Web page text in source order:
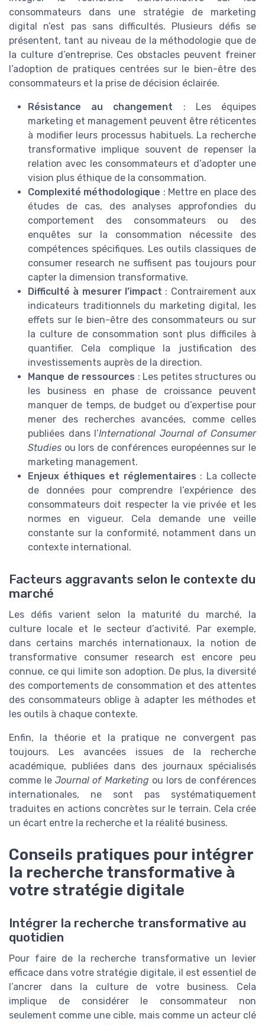
consommateurs dans une stratégie de marketing
digital n’est pas sans difficultés. Plusieurs défis se
présentent, tant au niveau de la méthodologie que de
la culture d’entreprise. Ces obstacles peuvent freiner
l’adoption de pratiques centrées sur le bien-être des
consommateurs et la prise de décision éclairée.
Résistance au changement : Les équipes
marketing et management peuvent être réticentes
à modifier leurs processus habituels. La recherche
transformative implique souvent de repenser la
relation avec les consommateurs et d’adopter une
vision plus éthique de la consommation.
Complexité méthodologique : Mettre en place des
études de cas, des analyses approfondies du
comportement des consommateurs ou des
enquêtes sur la consommation nécessite des
compétences spécifiques. Les outils classiques de
consumer research ne suffisent pas toujours pour
capter la dimension transformative.
Difficulté à mesurer l’impact : Contrairement aux
indicateurs traditionnels du marketing digital, les
effets sur le bien-être des consommateurs ou sur
la culture de consommation sont plus difficiles à
quantifier. Cela complique la justification des
investissements auprès de la direction.
Manque de ressources : Les petites structures ou
les business en phase de croissance peuvent
manquer de temps, de budget ou d’expertise pour
mener des recherches avancées, comme celles
publiées dans l’International Journal of Consumer
Studies ou lors de conférences européennes sur le
marketing management.
Enjeux éthiques et réglementaires : La collecte
de données pour comprendre l’expérience des
consommateurs doit respecter la vie privée et les
normes en vigueur. Cela demande une veille
constante sur la conformité, notamment dans un
contexte international.
Facteurs aggravants selon le contexte du
marché
Les défis varient selon la maturité du marché, la
culture locale et le secteur d’activité. Par exemple,
dans certains marchés internationaux, la notion de
transformative consumer research est encore peu
connue, ce qui limite son adoption. De plus, la diversité
des comportements de consommation et des attentes
des consommateurs oblige à adapter les méthodes et
les outils à chaque contexte.
Enfin, la théorie et la pratique ne convergent pas
toujours. Les avancées issues de la recherche
académique, publiées dans des journaux spécialisés
comme leJournal of Marketing ou lors de conférences
internationales, ne sont pas systématiquement
traduites en actions concrètes sur le terrain. Cela crée
un écart entre la recherche et la réalité business.
Conseils pratiques pour intégrer
la recherche transformative à
votre stratégie digitale
Intégrer la recherche transformative au
quotidien
Pour faire de la recherche transformative un levier
efficace dans votre stratégie digitale, il est essentiel de
l’ancrer dans la culture de votre business. Cela
implique de considérer le consommateur non
seulement comme une cible, mais comme un acteur clé